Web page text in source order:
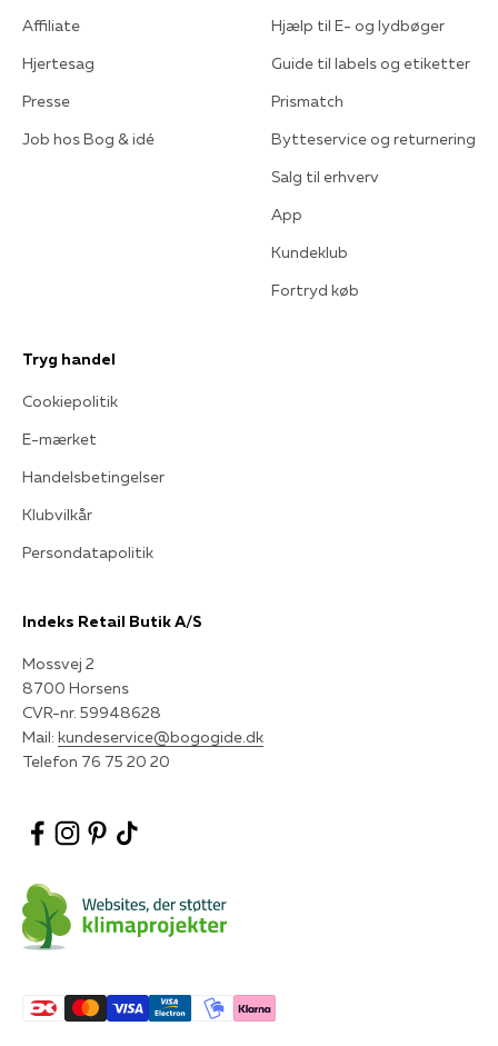
Affiliate
Hjertesag
Presse
Job hos Bog & idé
Hjælp til E- og lydbøger
Guide til labels og etiketter
Prismatch
Bytteservice og returnering
Salg til erhverv
App
Kundeklub
Fortryd køb
Tryg handel
Cookiepolitik
E-mærket
Handelsbetingelser
Klubvilkår
Persondatapolitik
Indeks Retail Butik A/S
Mossvej 2
8700 Horsens
CVR-nr. 59948628
Mail: kundeservice@bogogide.dk
Telefon 76 75 20 20